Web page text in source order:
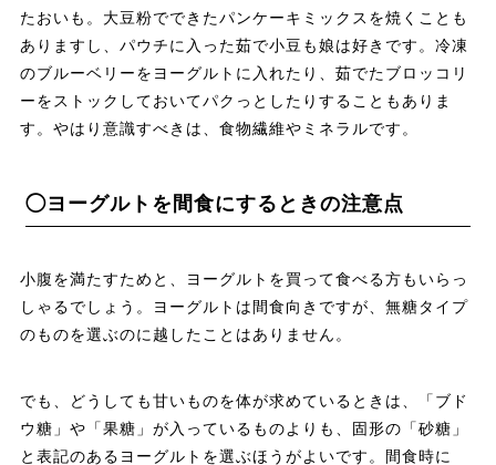
たおいも。大豆粉でできたパンケーキミックスを焼くことも
ありますし、パウチに入った茹で小豆も娘は好きです。冷凍
のブルーベリーをヨーグルトに入れたり、茹でたブロッコリ
ーをストックしておいてパクっとしたりすることもありま
す。やはり意識すべきは、食物繊維やミネラルです。
◯ヨーグルトを間食にするときの注意点
小腹を満たすためと、ヨーグルトを買って食べる方もいらっ
しゃるでしょう。ヨーグルトは間食向きですが、無糖タイプ
のものを選ぶのに越したことはありません。
でも、どうしても甘いものを体が求めているときは、「ブド
ウ糖」や「果糖」が入っているものよりも、固形の「砂糖」
と表記のあるヨーグルトを選ぶほうがよいです。間食時に